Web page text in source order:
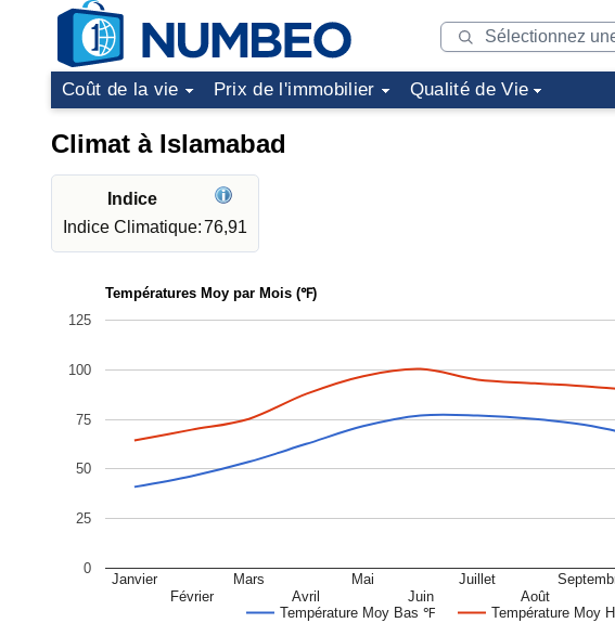
Coût de la vie Prix de l'immobilier Qualité de Vie
Climat à Islamabad
Indice
Indice Climatique:76,91
Températures Moy par Mois (℉)
Température Moy Bas ℉ Température Moy
Janvier
Février
Mars
Avril
Mai
Juin
Juillet
Août
0
25
50
75
100
125